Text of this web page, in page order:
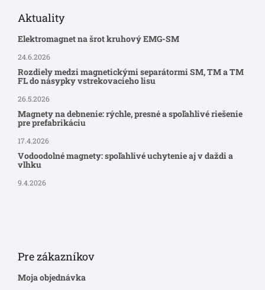
Aktuality
Elektromagnet na šrot kruhový EMG-SM
24.6.2026
Rozdiely medzi magnetickými separátormi SM, TM a TM
FL do násypky vstrekovacieho lisu
26.5.2026
Magnety na debnenie: rýchle, presné a spoľahlivé riešenie
pre prefabrikáciu
17.4.2026
Vodoodolné magnety: spoľahlivé uchytenie aj v daždi a
vlhku
9.4.2026
Pre zákazníkov
Moja objednávka